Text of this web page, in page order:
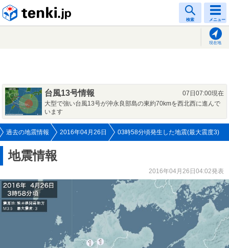
検索 メニュー
現在地
台風13号情報
07日07:00現在
大型で強い台風13号が沖永良部島の東約70kmを西北西に進んで
います
過去の地震情報 2016年04月26日 03時58分頃発生した地震(最大震度3)
地震情報
2016年04月26日04:02発表